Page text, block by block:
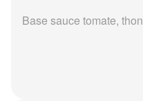
Base sauce tomate, thon